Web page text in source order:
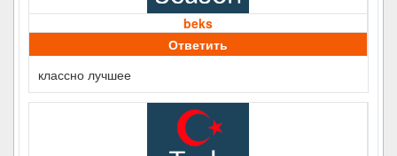
beks
Ответить
классно лучшее